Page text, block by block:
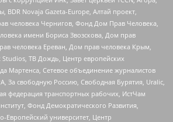
Novaja Gazeta-Europe, Алтай проект,
человека Чернигов, Фонд Дом Прав Человека,
имени Бориса Звозскова, Дом прав
человека Ереван, Дом прав человека Крым,
Studios, ТВ Дождь, Центр европейских
Мартенса, Сетевое объединение журналистов
За свободную Россию, Свободная Бурятия, Uralic,
федерация транспортных рабочих, ИстЧам
Фонд Демократического Развития,
Европейский университет, Центр